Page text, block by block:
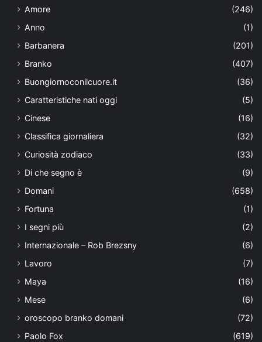
Amore
(246)
Anno
(1)
Barbanera
(201)
Branko
(407)
Buongiornoconilcuore.it
(36)
Caratteristiche nati oggi
(5)
Cinese
(16)
Classifica giornaliera
(32)
Curiosità zodiaco
(33)
Di che segno è
(9)
Domani
(658)
Fortuna
(1)
I segni più
(2)
Internazionale – Rob Brezsny
(6)
Lavoro
(7)
Maya
(16)
Mese
(6)
oroscopo branko domani
(72)
Paolo Fox
(619)